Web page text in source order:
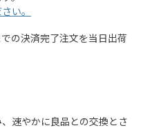
い。
の決済完了注文を当日出荷
速やかに良品との交換とさ